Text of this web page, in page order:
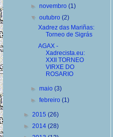
►novembro(1)
▼outubro(2)
Xadrez das Mariñas:
Torneo de Sigrás
AGAX -
Xadrecista.eu:
XXII TORNEO
VIRXE DO
ROSARIO
►maio(3)
►febreiro(1)
► 2015 (26)
► 2014 (28)